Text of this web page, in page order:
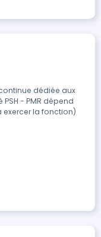
dédiée aux
- PMR dépend
la fonction)